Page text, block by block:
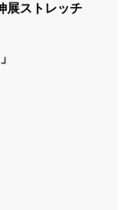
ストレッチ